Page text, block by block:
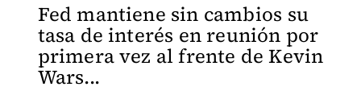
Fed mantiene sin cambios su
tasa de interés en reunión por
primera vez al frente de Kevin
Wars...